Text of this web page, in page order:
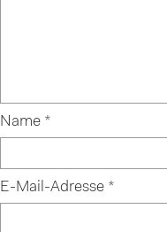
Name *
E-Mail-Adresse *